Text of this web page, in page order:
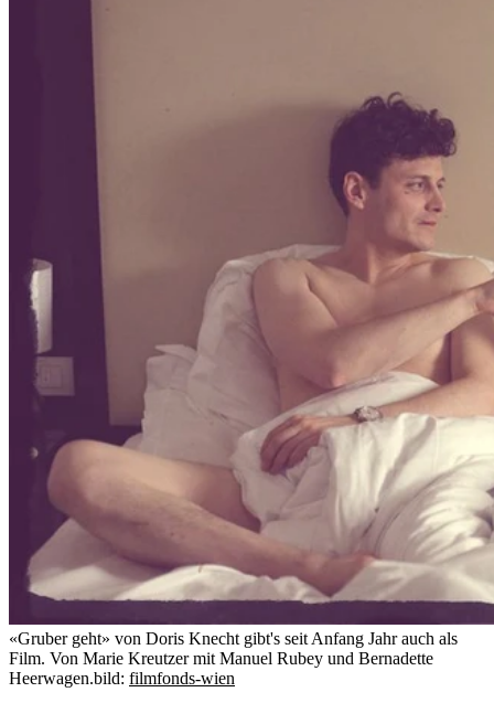
«Gruber geht» von Doris Knecht gibt's seit Anfang Jahr auch als
Film. Von Marie Kreutzer mit Manuel Rubey und Bernadette
Heerwagen.bild: filmfonds-wien